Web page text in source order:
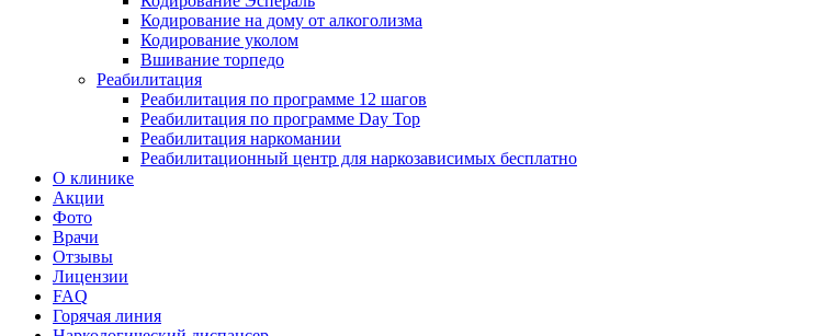
Кодирование на дому от алкоголизма
Кодирование уколом
Вшивание торпедо
Реабилитация
Реабилитация по программе 12 шагов
Реабилитация по программе Day Top
Реабилитация наркомании
Реабилитационный центр для наркозависимых бесплатно
О клинике
Акции
Фото
Врачи
Отзывы
Лицензии
FAQ
Горячая линия